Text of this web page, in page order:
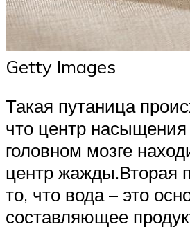
Getty Images
Такая путаница
что центр
головном мозге
центр жажды.Вторая
то, что вода – это
составляющее